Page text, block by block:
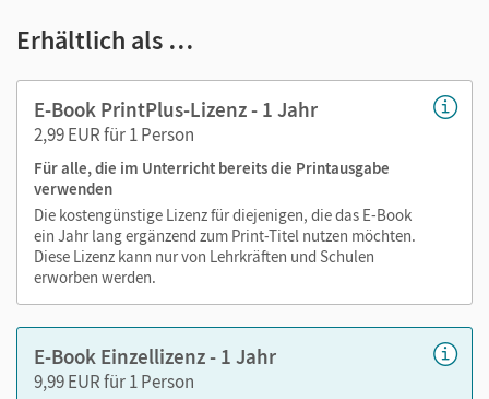
Text ergänzen
im Text suchen
zoomen
Die Medien sind wichtige Bestandteile dieses E-Books. Sie
sind seitengenau platziert, damit Sie und Ihre Schüler/-innen
jederzeit unkompliziert darauf zugreifen können. So
gestalten Sie das Lehren und Lernen zeitsparend und
abwechslungsreich. Kein Medienwechsel! Kein
zeitaufwendiges Suchen!
Medien in diesem E-Book:
Erhältlich als …
E-Book PrintPlus-Lizenz - 1 Jahr
2,99 EUR für 1 Person
Für alle, die im Unterricht bereits die Printausgabe
verwenden
Die kostengünstige Lizenz für diejenigen, die das E-Book
ein Jahr lang ergänzend zum Print-Titel nutzen möchten.
Diese Lizenz kann nur von Lehrkräften und Schulen
erworben werden.
E-Book Einzellizenz - 1 Jahr
9,99 EUR für 1 Person